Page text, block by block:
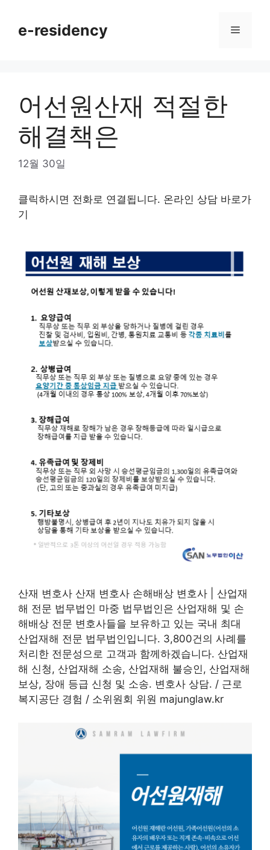
contente-residency Menu
어선원산재 적절한
해결책은
12월 30일
클릭하시면 전화로 연결됩니다. 온라인 상담 바로가
기
산재 변호사 산재 변호사 손해배상 변호사 | 산업재
해 전문 법무법인 마중 법무법인은 산업재해 및 손
해배상 전문 변호사들을 보유하고 있는 국내 최대
산업재해 전문 법무법인입니다. 3,800건의 사례를
처리한 전문성으로 고객과 함께하겠습니다. 산업재
해 신청, 산업재해 소송, 산업재해 불승인, 산업재해
보상, 장애 등급 신청 및 소송. 변호사 상담. / 근로
복지공단 경험 / 소위원회 위원 majunglaw.kr